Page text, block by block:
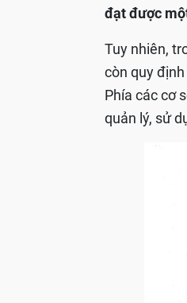
đạt được
Tuy nhiên,
còn quy
Phía các cơ
quản lý, sử